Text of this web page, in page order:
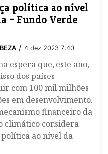
política ao nível
– Fundo Verde
/ 4 dez 2023 7:40
espera que, este ano,
dos países
com 100 mil milhões
em desenvolvimento.
financeiro da
climático considera
ao nível da